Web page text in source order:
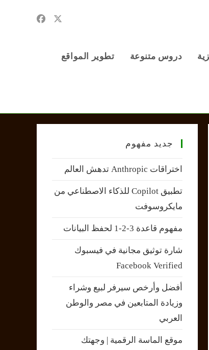
دروس متنوعة تطوير المواقع
جديد مفهوم
اختراقات Anthropic تدهش العالم
تطبيق Copilot للذكاء الاصطناعي من
مايكروسوفت
مفهوم قاعدة 3-2-1 لحفظ البيانات
شارة توثيق مجانية في فيسبوك
Facebook Verified
أفضل وأرخص سيرفر لبيع وشراء
وزيادة المتابعين في مصر والوطن
العربي
موقع الماسة الرقمية | وجهتك